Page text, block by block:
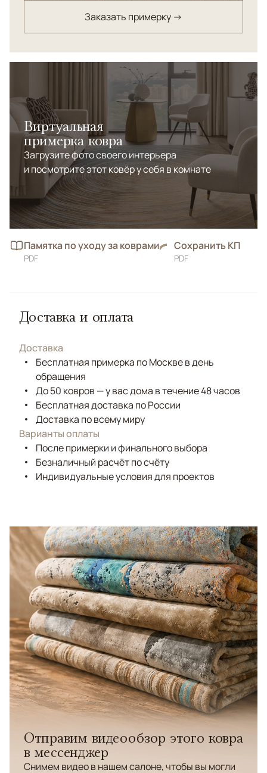
Заказать примерку →
Виртуальная
примерка ковра
Загрузите фото своего интерьера
и посмотрите этот ковёр у себя в комнате
Памятка по уходу за коврами
PDF
Сохранить КП
PDF
Доставка и оплата
Доставка
Бесплатная примерка по Москве в день
обращения
До 50 ковров — у вас дома в течение 48 часов
Бесплатная доставка по России
Доставка по всему миру
Варианты оплаты
После примерки и финального выбора
Безналичный расчёт по счёту
Индивидуальные условия для проектов
Отправим видеообзор этого ковра
в мессенджер
Снимем видео в нашем салоне, чтобы вы могли